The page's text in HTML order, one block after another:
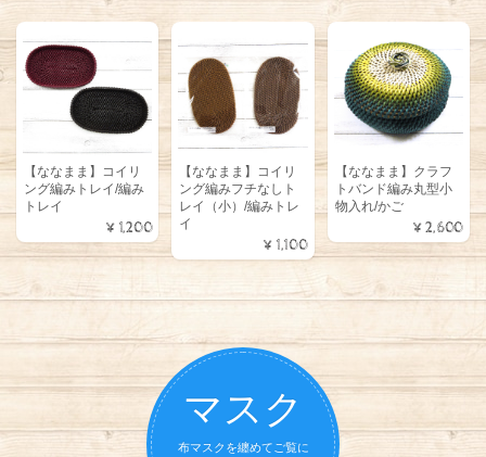
【ななまま】コイリ
ング編みトレイ/編み
トレイ
¥1,200
【ななまま】コイリ
ング編みフチなしト
レイ（小）/編みトレ
イ
¥1,100
【ななまま】クラフ
トバンド編み丸型小
物入れ/かご
¥2,600
マスク
布マスクを纏めてご覧に